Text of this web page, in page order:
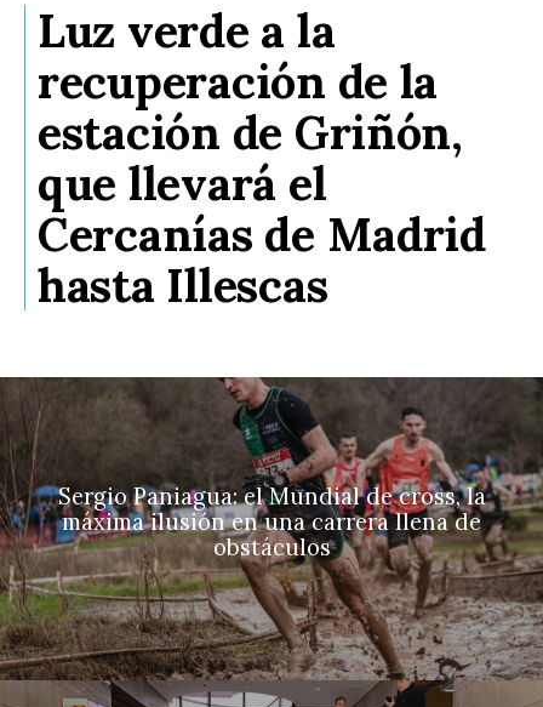
Luz verde a la
recuperación de la
estación de Griñón,
que llevará el
Cercanías de Madrid
hasta Illescas
Sergio Paniagua: el Mundial de cross, la
máxima ilusión en una carrera llena de
obstáculos